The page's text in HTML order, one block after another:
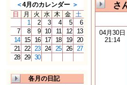
＜4月のカレンダー ＞
日
月 火 水 木 金 土
1
2 3 4 5
6
7
8 9 10 11 12
13
14
15 16 17 18 19
20
21 22 23 24 25 26
27
28 29 30
各月の日記
さ
04月30日
21:14